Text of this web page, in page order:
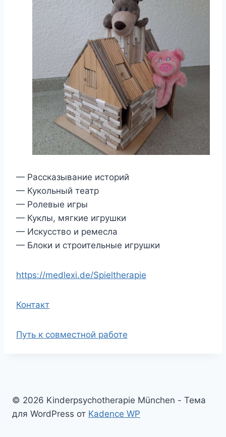
— Рассказывание историй
— Кукольный театр
— Ролевые игры
— Куклы, мягкие игрушки
— Искусство и ремесла
— Блоки и строительные игрушки
https://medlexi.de/Spieltherapie
Контакт
Путь к совместной работе
© 2026 Kinderpsychotherapie München - Тема
для WordPress от Kadence WP